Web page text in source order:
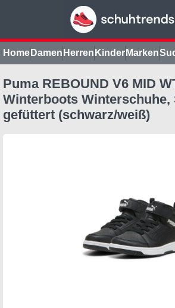
Home Damen Herren Kinder Marken
Puma REBOUND V6 MID
Winterboots Winterschuhe,
gefüttert (schwarz/weiß)